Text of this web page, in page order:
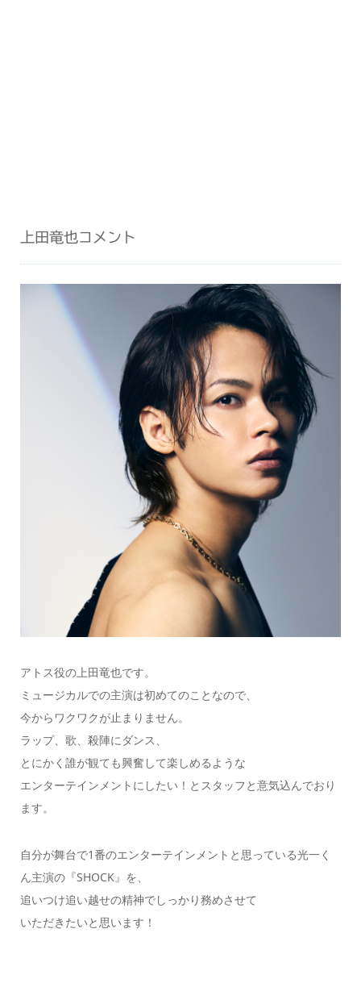
上田竜也コメント
アトス役の上田竜也です。
ミュージカルでの主演は初めてのことなので、
今からワクワクが止まりません。
ラップ、歌、殺陣にダンス、
とにかく誰が観ても興奮して楽しめるような
エンターテインメントにしたい！とスタッフと意気込んでおり
ます。
自分が舞台で1番のエンターテインメントと思っている光一く
ん主演の『SHOCK』を、
追いつけ追い越せの精神でしっかり務めさせて
いただきたいと思います！